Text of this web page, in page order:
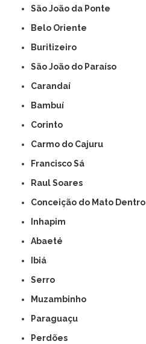
São João da Ponte
Belo Oriente
Buritizeiro
São João do Paraíso
Carandaí
Bambuí
Corinto
Carmo do Cajuru
Francisco Sá
Raul Soares
Conceição do Mato Dentro
Inhapim
Abaeté
Ibiá
Serro
Muzambinho
Paraguaçu
Perdões